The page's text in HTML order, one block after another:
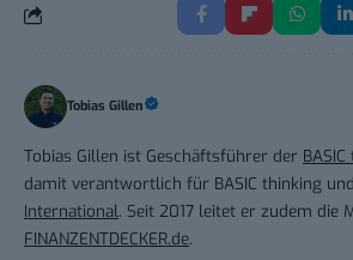
Tobias Gillen
Tobias Gillen ist Geschäftsführer der
damit verantwortlich für BASIC thinking und
International. Seit 2017 leitet er zudem die
FINANZENTDECKER.de.